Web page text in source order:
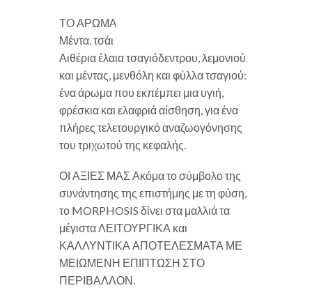
ΤΟ ΑΡΩΜΑ
Μέντα, τσάι
Αιθέρια έλαια τσαγιόδεντρου, λεμονιού
και μέντας, μενθόλη και φύλλα τσαγιού:
ένα άρωμα που εκπέμπει μια υγιή,
φρέσκια και ελαφριά αίσθηση, για ένα
πλήρες τελετουργικό αναζωογόνησης
του τριχωτού της κεφαλής.
ΟΙ ΑΞΙΕΣ ΜΑΣ Ακόμα το σύμβολο της
συνάντησης της επιστήμης με τη φύση,
το MORPHOSIS δίνει στα μαλλιά τα
μέγιστα ΛΕΙΤΟΥΡΓΙΚΑ και
ΚΑΛΛΥΝΤΙΚΑ ΑΠΟΤΕΛΕΣΜΑΤΑ ΜΕ
ΜΕΙΩΜΕΝΗ ΕΠΙΠΤΩΣΗ ΣΤΟ
ΠΕΡΙΒΑΛΛΟΝ.